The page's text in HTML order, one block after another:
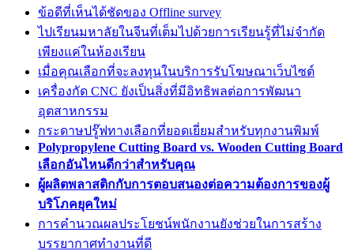
ข้อดีที่เห็นได้ชัดของ Offline survey
ไปเรียนมหาลัยในจีนที่เต็มไปด้วยการเรียนรู้ที่ไม่จำกัด
เพียงแค่ในห้องเรียน
เมื่อคุณเลือกที่จะลงทุนในบริการรับโฆษณาเว็บไซต์
เครื่องกัด CNC ยังเป็นสิ่งที่มีอิทธิพลต่อการพัฒนา
อุตสาหกรรม
กระดาษปรู๊ฟทางเลือกที่ยอดเยี่ยมสำหรับทุกงานพิมพ์
Polypropylene Cutting Board vs. Wooden Cutting Board
เลือกอันไหนดีกว่าสำหรับคุณ
ผู้ผลิตพลาสติกกับการตอบสนองต่อความต้องการของผู้
บริโภคยุคใหม่
การคำนวณผลประโยชน์พนักงานยังช่วยในการสร้าง
บรรยากาศทำงานที่ดี